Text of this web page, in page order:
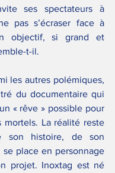
ses spectateurs à
pas s’écraser face à
objectif, si grand et
t-il.
du documentaire qui
« rêve » possible pour
mortels. La réalité reste
son histoire, de son
se place en personnage
projet. Inoxtag est né